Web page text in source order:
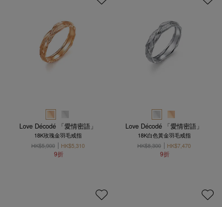
Love Décodé 「愛情密語」
18K玫瑰金羽毛戒指
HK$5,900
HK$5,310
9折
Love Décodé 「愛情密語」
18K白色黃金羽毛戒指
HK$8,300
HK$7,470
9折